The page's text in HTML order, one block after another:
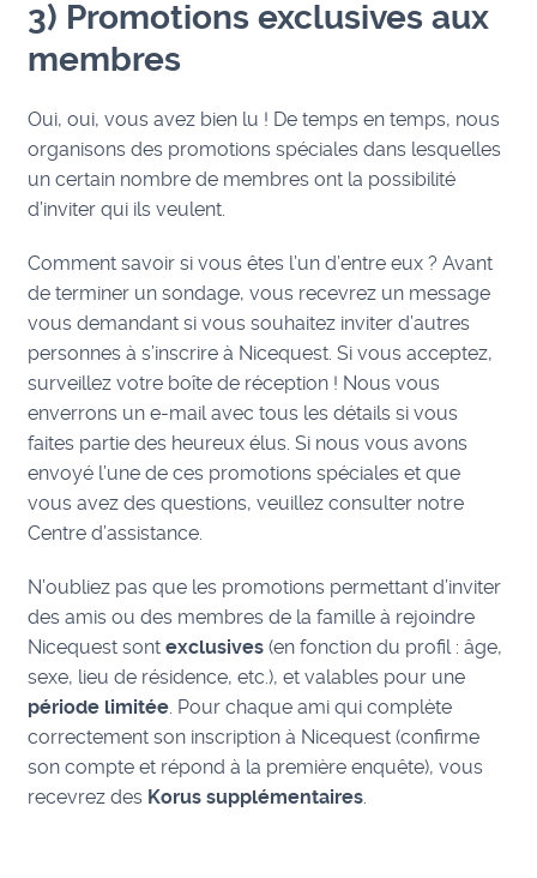
3) Promotions exclusives aux
membres
Oui, oui, vous avez bien lu ! De temps en temps, nous
organisons des promotions spéciales dans lesquelles
un certain nombre de membres ont la possibilité
d’inviter qui ils veulent.
Comment savoir si vous êtes l’un d’entre eux ? Avant
de terminer un sondage, vous recevrez un message
vous demandant si vous souhaitez inviter d’autres
personnes à s’inscrire à Nicequest. Si vous acceptez,
surveillez votre boîte de réception ! Nous vous
enverrons un e-mail avec tous les détails si vous
faites partie des heureux élus. Si nous vous avons
envoyé l’une de ces promotions spéciales et que
vous avez des questions, veuillez consulter notre
Centre d’assistance.
N’oubliez pas que les promotions permettant d’inviter
des amis ou des membres de la famille à rejoindre
Nicequest sontexclusives (en fonction du profil : âge,
sexe, lieu de résidence, etc.), et valables pour une
période limitée. Pour chaque ami qui complète
correctement son inscription à Nicequest (confirme
son compte et répond à la première enquête), vous
recevrez des Korus supplémentaires.